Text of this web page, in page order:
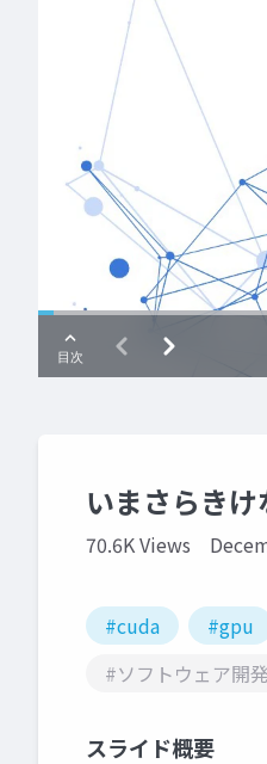
いまさらき
70.6K Views
#cuda #gpu
#ソフトウェア開発
スライド概要